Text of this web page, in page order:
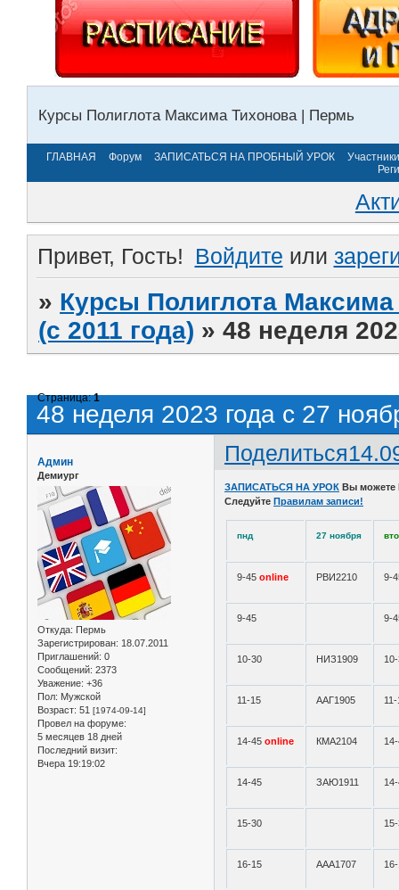
Курсы Полиглота Максима Тихонова | Пермь
ГЛАВНАЯ Форум ЗАПИСАТЬСЯ НА ПРОБНЫЙ УРОК
Участники
Привет, Гость! Войдите или
» Курсы Полиглота
(с 2011 года) »48 неделя
48 неделя 2023 года с 27
Страница:1
Поделиться
Админ
Демиург
Откуда: Пермь
Зарегистрирован: 18.07.2011
Приглашений: 0
Сообщений: 2373
Уважение: +36
Пол: Мужской
Возраст: 51 [1974-09-14]
Провел на форуме:
5 месяцев 18 дней
Последний визит:
Вчера 19:19:02
ЗАПИСАТЬСЯ НА УРОК Вы
Следуйте Правилам записи!
пнд 27 ноября
9-45online РВИ2210 9-
9-45 9-
10-30 НИЗ1909
11-15 ААГ1905
14-45online КМА2104
14-45 ЗАЮ1911
15-30
16-15 ААА1707